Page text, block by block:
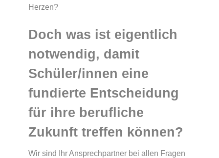
Herzen?
Doch was ist eigentlich
notwendig, damit
Schüler/innen eine
fundierte Entscheidung
für ihre berufliche
Zukunft treffen können?
Wir sind Ihr Ansprechpartner bei allen Fragen